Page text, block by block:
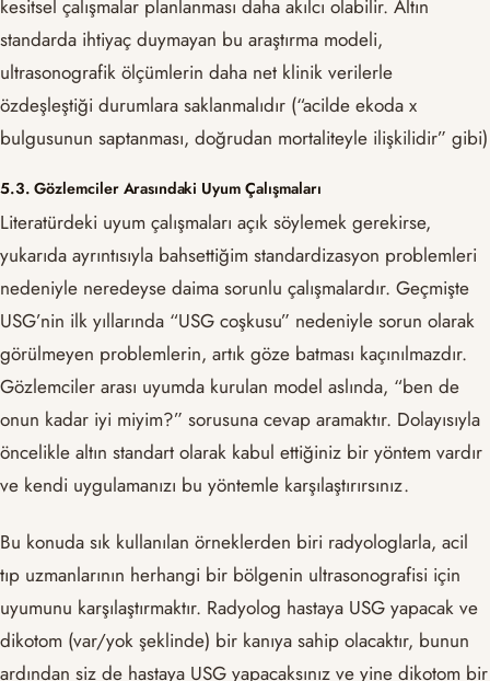
kesitsel çalışmalar planlanması daha akılcı olabilir. Altın
standarda ihtiyaç duymayan bu araştırma modeli,
ultrasonografik ölçümlerin daha net klinik verilerle
özdeşleştiği durumlara saklanmalıdır (“acilde ekoda x
bulgusunun saptanması, doğrudan mortaliteyle ilişkilidir” gibi)
5.3. Gözlemciler Arasındaki Uyum Çalışmaları
Literatürdeki uyum çalışmaları açık söylemek gerekirse,
yukarıda ayrıntısıyla bahsettiğim standardizasyon problemleri
nedeniyle neredeyse daima sorunlu çalışmalardır. Geçmişte
USG’nin ilk yıllarında “USG coşkusu” nedeniyle sorun olarak
görülmeyen problemlerin, artık göze batması kaçınılmazdır.
Gözlemciler arası uyumda kurulan model aslında, “ben de
onun kadar iyi miyim?” sorusuna cevap aramaktır. Dolayısıyla
öncelikle altın standart olarak kabul ettiğiniz bir yöntem vardır
ve kendi uygulamanızı bu yöntemle karşılaştırırsınız.
Bu konuda sık kullanılan örneklerden biri radyologlarla, acil
tıp uzmanlarının herhangi bir bölgenin ultrasonografisi için
uyumunu karşılaştırmaktır. Radyolog hastaya USG yapacak ve
dikotom (var/yok şeklinde) bir kanıya sahip olacaktır, bunun
ardından siz de hastaya USG yapacaksınız ve yine dikotom bir